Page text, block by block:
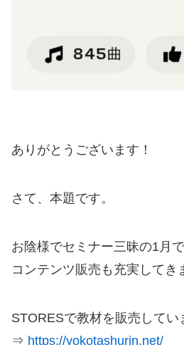
ありがとうございます！
さて、本題です。
お陰様でセミナー三昧の1月
コンテンツ販売も充実してき
STORESで教材を販売してい
⇒ https://yokotashurin.net/